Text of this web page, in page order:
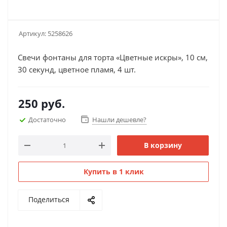
Артикул: 5258626
Свечи фонтаны для торта «Цветные искры», 10 см,
30 секунд, цветное пламя, 4 шт.
250 руб.
Достаточно Нашли дешевле?
В корзину
Купить в 1 клик
Поделиться